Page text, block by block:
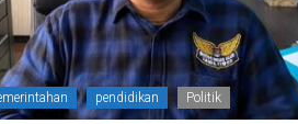
pendidikan Politik